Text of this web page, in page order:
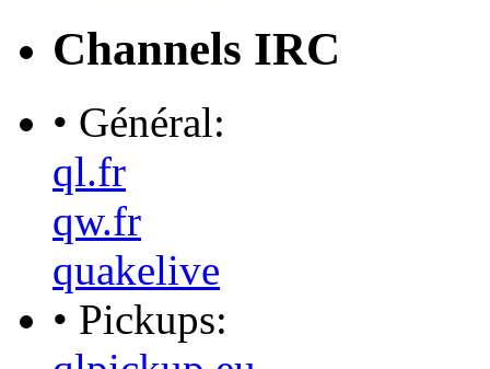
Channels IRC
• Général:
ql.fr
qw.fr
quakelive
• Pickups: